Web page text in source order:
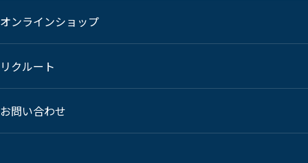
オンラインショップ
リクルート
お問い合わせ